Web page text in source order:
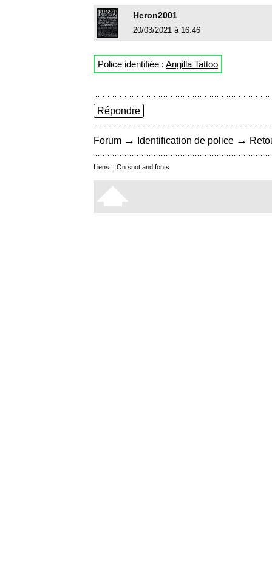
Heron2001
20/03/2021 à 16:46
Police identifiée : Angilla Tattoo
Répondre
Forum → Identification de police →
Liens : On snot and fonts